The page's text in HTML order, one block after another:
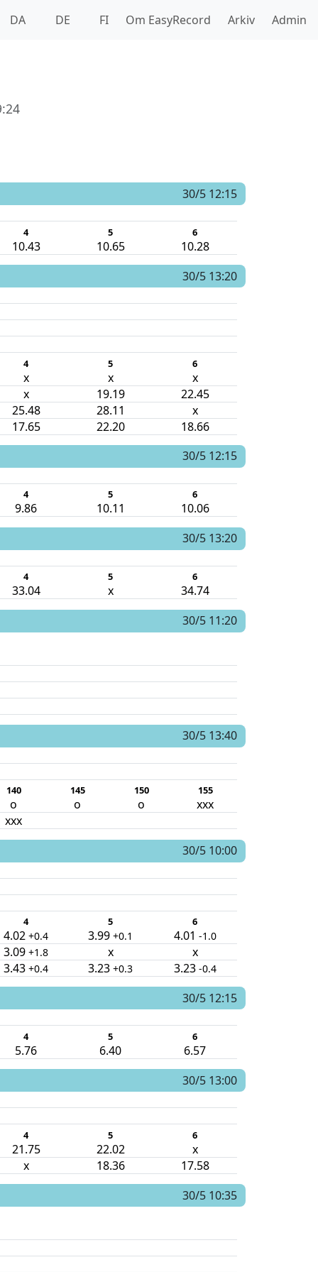
DA DE FI Om EasyRecord Arkiv Admin
30/5 12:15
4 5 6
10.43 10.65 10.28
30/5 13:20
4 5 6
x x x
x 19.19 22.45
25.48 28.11 x
17.65 22.20 18.66
30/5 12:15
4 5 6
9.86 10.11 10.06
30/5 13:20
4 5 6
33.04 x 34.74
30/5 11:20
30/5 13:40
140 145 150 155
o o o xxx
xxx
30/5 10:00
4 5 6
4.02 +0.4 3.99 +0.1 4.01 -1.0
3.09 +1.8 x x
3.43 +0.4 3.23 +0.3 3.23 -0.4
30/5 12:15
4 5 6
5.76 6.40 6.57
30/5 13:00
4 5 6
21.75 22.02 x
x 18.36 17.58
30/5 10:35